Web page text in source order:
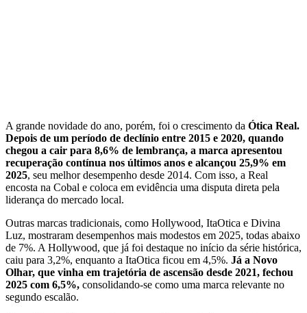
A grande novidade do ano, porém, foi o crescimento da Ótica Real.
Depois de um período de declínio entre 2015 e 2020, quando
chegou a cair para 8,6% de lembrança, a marca apresentou
recuperação contínua nos últimos anos e alcançou 25,9% em
2025, seu melhor desempenho desde 2014. Com isso, a Real
encosta na Cobal e coloca em evidência uma disputa direta pela
liderança do mercado local.
Outras marcas tradicionais, como Hollywood, ItaOtica e Divina
Luz, mostraram desempenhos mais modestos em 2025, todas abaixo
de 7%. A Hollywood, que já foi destaque no início da série histórica,
caiu para 3,2%, enquanto a ItaOtica ficou em 4,5%. Já a Novo
Olhar, que vinha em trajetória de ascensão desde 2021, fechou
2025 com 6,5%, consolidando-se como uma marca relevante no
segundo escalão.